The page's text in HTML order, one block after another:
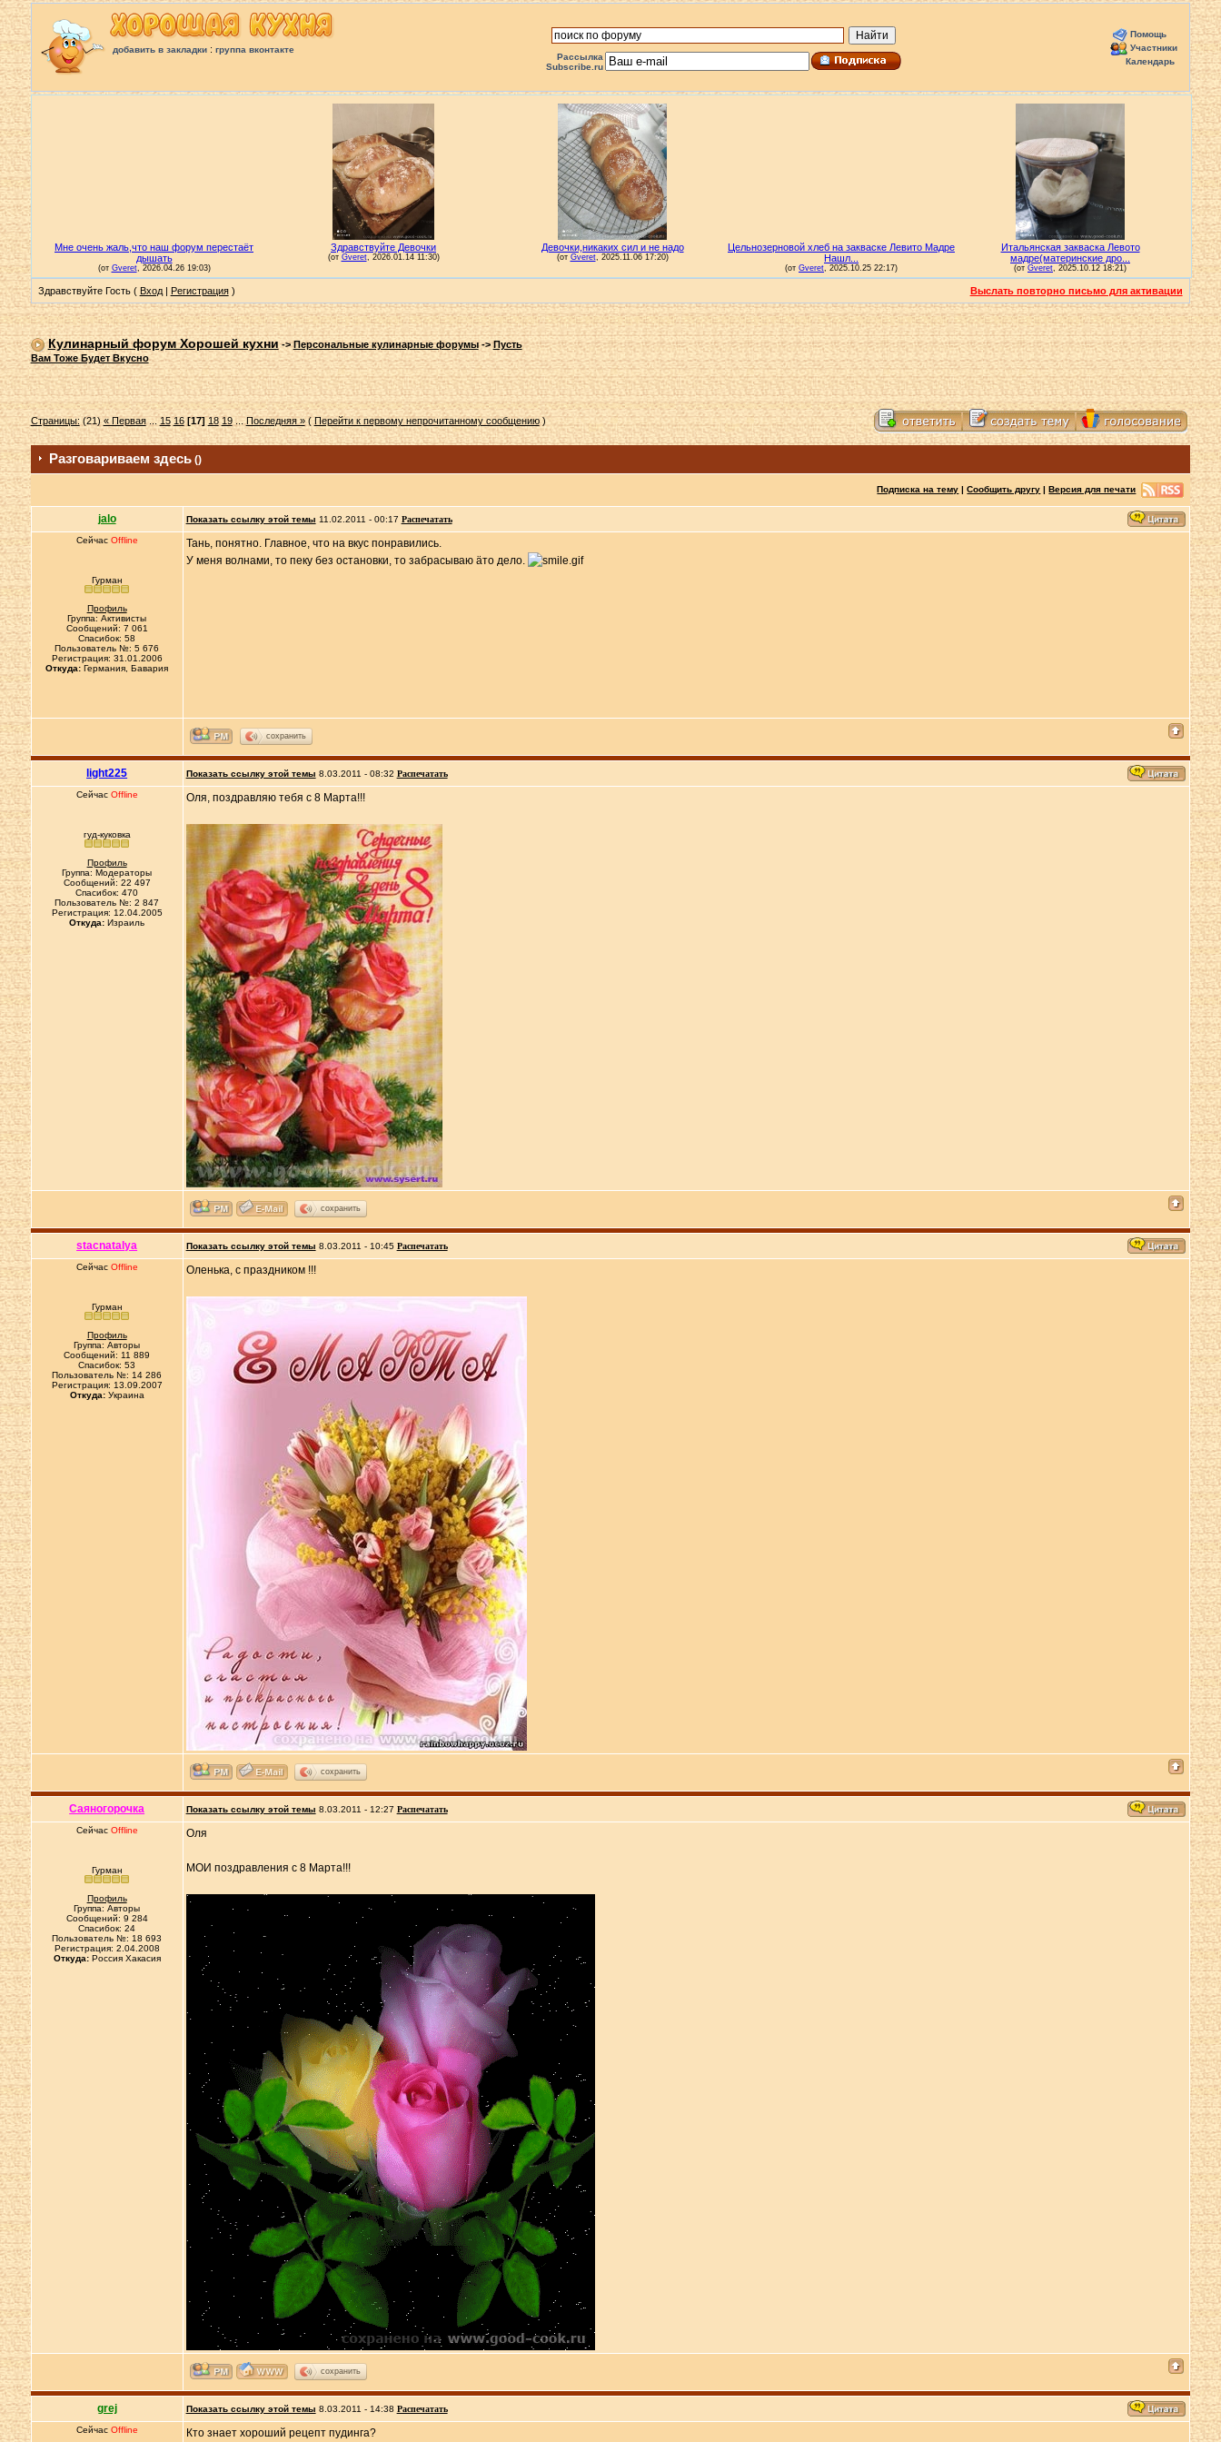
добавить в закладки: группа вконтакте
Рассылка
Subscribe.ru
Помощь
Участники
Календарь
Здравствуйте Гость ( Вход| Регистрация) Выслать повторно письмо для активации
Кулинарный форум Хорошей кухни->Персональные кулинарные форумы->Пусть
Вам Тоже Будет Вкусно
Страницы:(21)« Первая...15 16 [17] 18 19...Последняя »(Перейти к первому непрочитанному сообщению)
Разговариваем здесь()
Подписка на тему |Сообщить другу |Версия для печати
jalo Показать ссылку этой темы 11.02.2011 - 00:17 Распечатать
Сейчас Offline
Гурман
Профиль
Группа: Активисты
Сообщений: 7 061
Спасибок: 58
Пользователь №: 5 676
Регистрация: 31.01.2006
Откуда: Германия, Бавария
Тань, понятно. Главное, что на вкус понравились.
У меня волнами, то пеку без остановки, то забрасываю äто дело.
сохранить
light225 Показать ссылку этой темы 8.03.2011 - 08:32 Распечатать
Сейчас Offline
гуд-куковка
Профиль
Группа: Модераторы
Сообщений: 22 497
Спасибок: 470
Пользователь №: 2 847
Регистрация: 12.04.2005
Откуда: Израиль
Оля, поздравляю тебя с 8 Марта!!!
сохранить
stacnatalya Показать ссылку этой темы 8.03.2011 - 10:45 Распечатать
Сейчас Offline
Гурман
Профиль
Группа: Авторы
Сообщений: 11 889
Спасибок: 53
Пользователь №: 14 286
Регистрация: 13.09.2007
Откуда:Украина
Оленька, с праздником !!!
сохранить
Саяногорочка Показать ссылку этой темы 8.03.2011 - 12:27 Распечатать
Сейчас Offline
Гурман
Профиль
Группа: Авторы
Сообщений: 9 284
Спасибок: 24
Пользователь №: 18 693
Регистрация: 2.04.2008
Откуда:Россия Хакасия
Оля
МОИ поздравления с 8 Марта!!!
сохранить
grej Показать ссылку этой темы 8.03.2011 - 14:38 Распечатать
Сейчас Offline Кто знает хороший рецепт пудинга?